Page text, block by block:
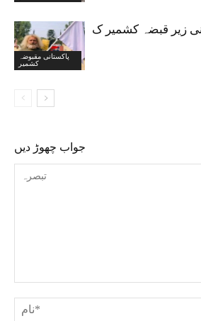
پاکستانی مقبوضہ
کشمیر
جواب چھوڑ دیں